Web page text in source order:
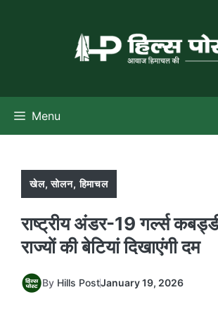
Menu
खेल,सोलन,हिमाचल
राष्ट्रीय अंडर-19 गर्ल्स
राज्यों की बेटियां दिखाएंगी दम
By Hills PostJanuary 19, 2026